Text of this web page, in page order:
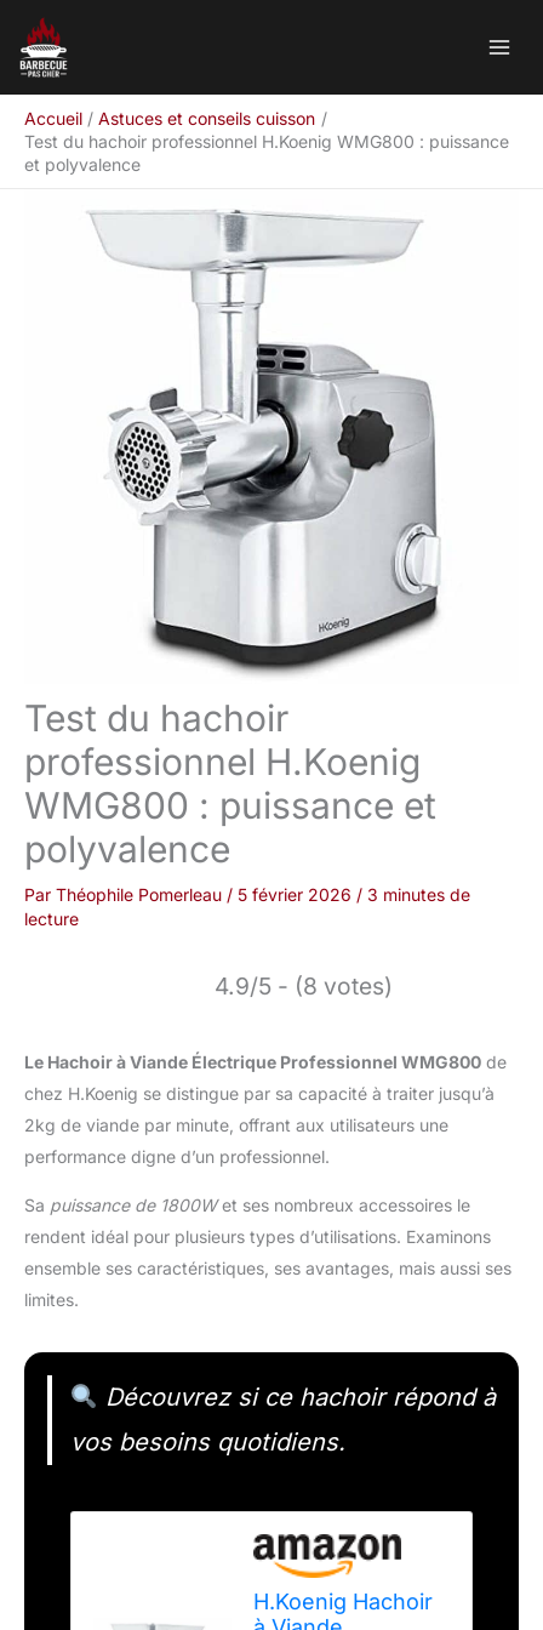
contenu
Accueil
Astuces et conseils cuisson
Test du hachoir professionnel H.Koenig WMG800 : puissance
et polyvalence
Test du hachoir
professionnel H.Koenig
WMG800 : puissance et
polyvalence
Par Théophile Pomerleau / 5 février 2026 / 3 minutes de
lecture
4.9/5 - (8 votes)
Le Hachoir à Viande Électrique Professionnel WMG800 de
chez H.Koenig se distingue par sa capacité à traiter jusqu’à
2kg de viande par minute, offrant aux utilisateurs une
performance digne d’un professionnel.
Sa puissance de 1800Wet ses nombreux accessoires le
rendent idéal pour plusieurs types d’utilisations. Examinons
ensemble ses caractéristiques, ses avantages, mais aussi ses
limites.
Découvrez si ce hachoir répond à
vos besoins quotidiens.
H.Koenig Hachoir
Rechercher